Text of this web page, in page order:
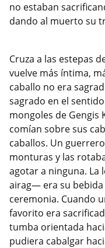
no estaban
dando al muerto su
Cruza a las estepas
vuelve más íntima,
caballo no era
sagrado en el
mongoles de Gengis
comían sobre sus
caballos. Un
monturas y las
agotar a ninguna.
airag— era su
ceremonia. Cuando
favorito era
tumba orientada
pudiera cabalgar